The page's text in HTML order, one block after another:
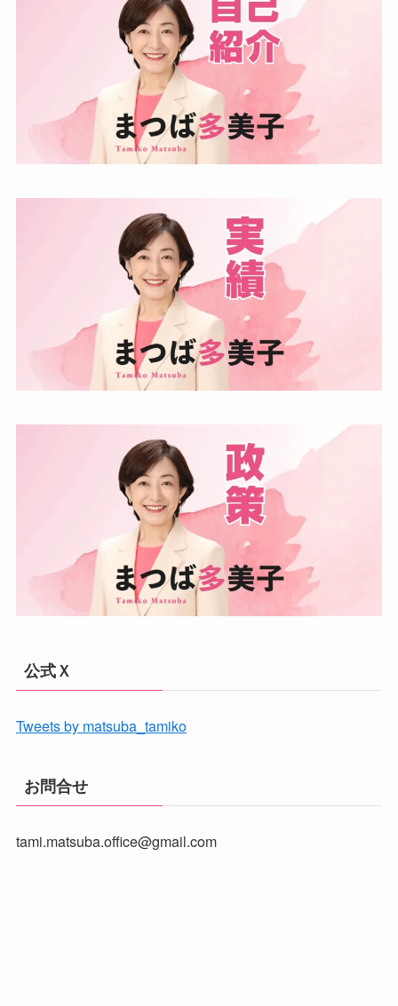
公式Ｘ
Tweets by matsuba_tamiko
お問合せ
tami.matsuba.office@gmail.com